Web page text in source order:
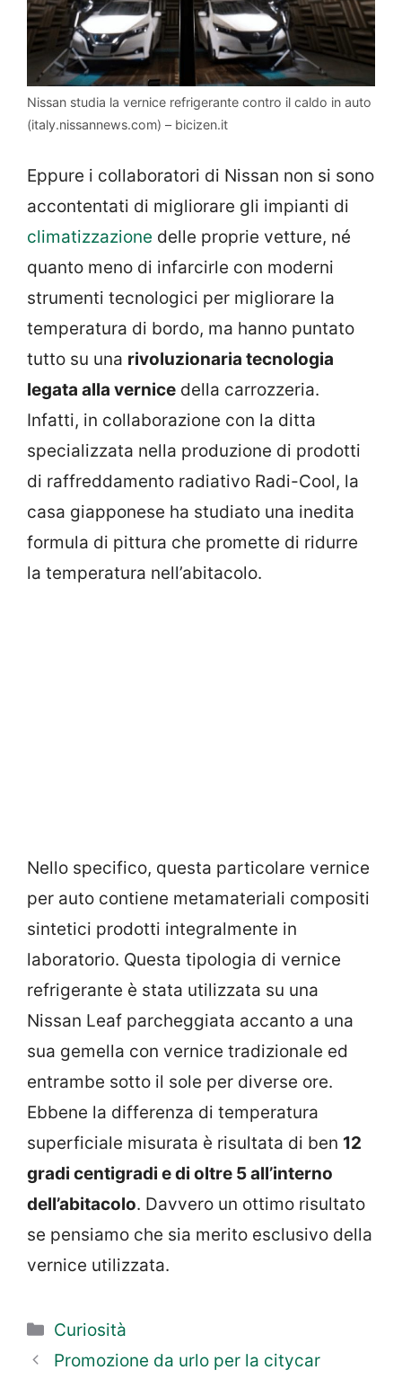
Nissan studia la vernice refrigerante contro il caldo in auto
(italy.nissannews.com) – bicizen.it
Eppure i collaboratori di Nissan non si sono
accontentati di migliorare gli impianti di
climatizzazione delle proprie vetture, né
quanto meno di infarcirle con moderni
strumenti tecnologici per migliorare la
temperatura di bordo, ma hanno puntato
tutto su una rivoluzionaria tecnologia
legata alla vernice della carrozzeria.
Infatti, in collaborazione con la ditta
specializzata nella produzione di prodotti
di raffreddamento radiativo Radi-Cool, la
casa giapponese ha studiato una inedita
formula di pittura che promette di ridurre
la temperatura nell’abitacolo.
Nello specifico, questa particolare vernice
per auto contiene metamateriali compositi
sintetici prodotti integralmente in
laboratorio. Questa tipologia di vernice
refrigerante è stata utilizzata su una
Nissan Leaf parcheggiata accanto a una
sua gemella con vernice tradizionale ed
entrambe sotto il sole per diverse ore.
Ebbene la differenza di temperatura
superficiale misurata è risultata di ben 12
gradi centigradi e di oltre 5 all’interno
dell’abitacolo. Davvero un ottimo risultato
se pensiamo che sia merito esclusivo della
vernice utilizzata.
Categorie
Curiosità
Promozione da urlo per la citycar